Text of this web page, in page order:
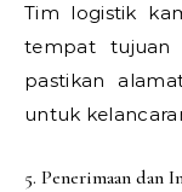
Tim logistik
tempat tujuan
pastikan
untuk
5. Penerimaan dan